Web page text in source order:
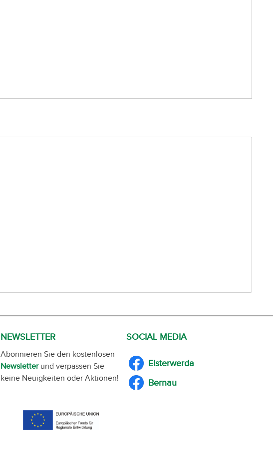
NEWSLETTER
Abonnieren Sie den kostenlosen
Newsletterund verpassen Sie
keine Neuigkeiten oder Aktionen!
SOCIAL MEDIA
Elsterwerda
Bernau